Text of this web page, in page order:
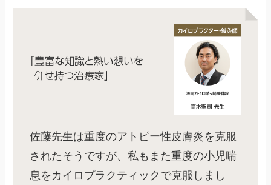
佐藤先生は重度のアトピー性皮膚炎を克服
されたそうですが、私もまた重度の小児喘
息をカイロプラクティックで克服しまし